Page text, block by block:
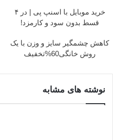
خرید موبایل با اسنپ پی | در ۴
قسط بدون سود و کارمزد!
کاهش چشمگیر سایز و وزن با یک
روش خانگی60%تخفیف
نوشته های مشابه